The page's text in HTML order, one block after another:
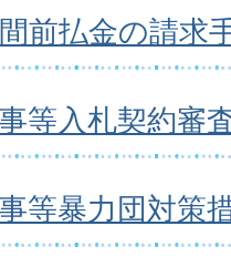
前払金の請求
等入札契約審
等暴力団対策